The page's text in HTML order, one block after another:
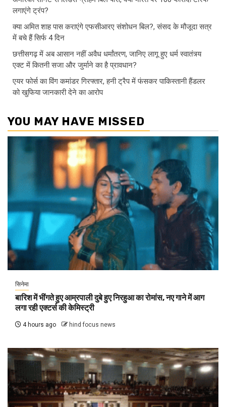
लगाएंगे ट्रंप?
क्या अमित शाह पास कराएंगे एफसीआरए संशोधन बिल?, संसद के मौजूदा सत्र
में बचे हैं सिर्फ 4 दिन
छत्तीसगढ़ में अब आसान नहीं अवैध धर्मांतरण, जानिए लागू हुए धर्म स्वातंत्र्य
एक्ट में कितनी सजा और जुर्माने का है प्रावधान?
एयर फोर्स का विंग कमांडर गिरफ्तार, हनी ट्रैप में फंसकर पाकिस्तानी हैंडलर
को खुफिया जानकारी देने का आरोप
YOU MAY HAVE MISSED
सिनेमा
बारिश में भींगते हुए आम्रपाली दुबे हुए निरहुआ का रोमांस, नए गाने में आग
लगा रही एक्टर्स की केमिस्ट्री
4 hours ago hind focus news